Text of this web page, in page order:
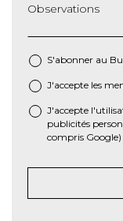
Observations
S'abonner au
* J'accepte les
J'accepte
publicités
compris Google)